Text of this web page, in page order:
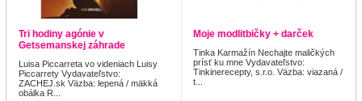
Tri hodiny agónie v
Getsemanskej záhrade
Luisa Piccarreta vo videniach Luisy
Piccarrety Vydavateľstvo:
ZACHEJ.sk Väzba: lepená / mäkká
obálka R...
Moje modlitbičky + darček
Tinka Karmažín Nechajte maličkých
prísť ku mne Vydavateľstvo:
Tinkinerecepty, s.r.o. Väzba: viazaná /
t...